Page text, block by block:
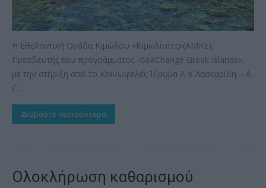
Η Εθελοντική Ομάδα Κιμώλου «Κιμωλίστες»(ΑΜΚΕ),
Πρεσβευτής του προγράμματος «SeaChange Greek Islands»,
με την στήριξη από το Κοινωφελές Ίδρυμα Α Κ Λασκαρίδη – A
C...
Διαβάστε περισσότερα
Ολοκλήρωση καθαρισμού